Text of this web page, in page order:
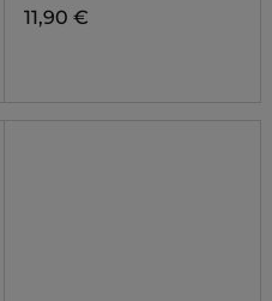
11,90 €